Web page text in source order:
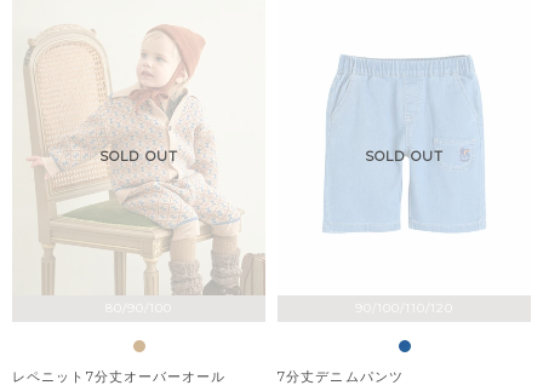
80/90/100
SOLD OUT
レペニット7分丈オーバーオール
SOLD OUT
7分丈デニムパンツ